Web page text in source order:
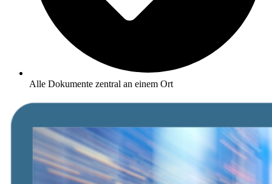
Alle Dokumente zentral an einem Ort